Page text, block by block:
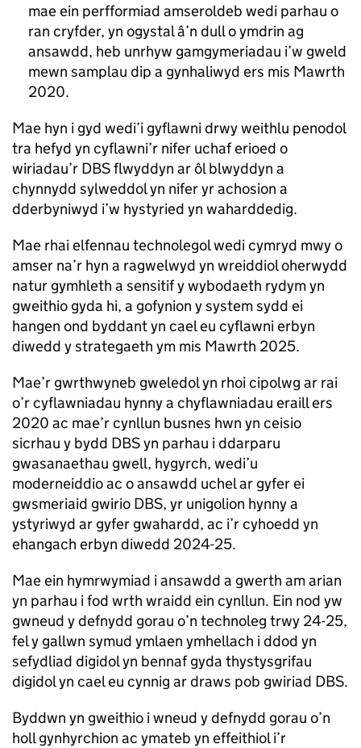
mae ein perfformiad amseroldeb wedi parhau o
ran cryfder, yn ogystal â’n dull o ymdrin ag
ansawdd, heb unrhyw gamgymeriadau i’w gweld
mewn samplau dip a gynhaliwyd ers mis Mawrth
2020.
Mae hyn i gyd wedi’i gyflawni drwy weithlu penodol
tra hefyd yn cyflawni’r nifer uchaf erioed o
wiriadau’r DBS flwyddyn ar ôl blwyddyn a
chynnydd sylweddol yn nifer yr achosion a
dderbyniwyd i’w hystyried yn waharddedig.
Mae rhai elfennau technolegol wedi cymryd mwy o
amser na’r hyn a ragwelwyd yn wreiddiol oherwydd
natur gymhleth a sensitif y wybodaeth rydym yn
gweithio gyda hi, a gofynion y system sydd ei
hangen ond byddant yn cael eu cyflawni erbyn
diwedd y strategaeth ym mis Mawrth 2025.
Mae’r gwrthwyneb gweledol yn rhoi cipolwg ar rai
o’r cyflawniadau hynny a chyflawniadau eraill ers
2020 ac mae’r cynllun busnes hwn yn ceisio
sicrhau y bydd DBS yn parhau i ddarparu
gwasanaethau gwell, hygyrch, wedi’u
moderneiddio ac o ansawdd uchel ar gyfer ei
gwsmeriaid gwirio DBS, yr unigolion hynny a
ystyriwyd ar gyfer gwahardd, ac i’r cyhoedd yn
ehangach erbyn diwedd 2024-25.
Mae ein hymrwymiad i ansawdd a gwerth am arian
yn parhau i fod wrth wraidd ein cynllun. Ein nod yw
gwneud y defnydd gorau o’n technoleg trwy 24-25,
fel y gallwn symud ymlaen ymhellach i ddod yn
sefydliad digidol yn bennaf gyda thystysgrifau
digidol yn cael eu cynnig ar draws pob gwiriad DBS.
Byddwn yn gweithio i wneud y defnydd gorau o’n
holl gynhyrchion ac ymateb yn effeithiol i’r